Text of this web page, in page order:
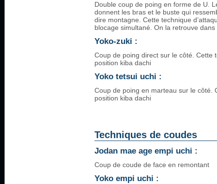
Double coup de poing en forme de U.
donnent les bras et le buste qui
dire montagne. Cette technique
blocage simultané. On la retrouve
Yoko-zuki :
Coup de poing direct sur le côté. Cette
position kiba dachi
Yoko tetsui uchi :
Coup de poing en marteau sur le côté.
position kiba dachi
Techniques de coudes
Jodan mae age empi uchi :
Coup de coude de face en remontant
Yoko empi uchi :